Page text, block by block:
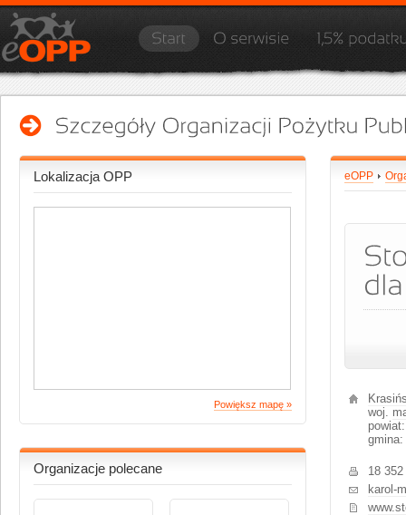
Lokalizacja OPP
Powiększ mapę »
Organizacje polecane
eOPP
woj.
18
karol-